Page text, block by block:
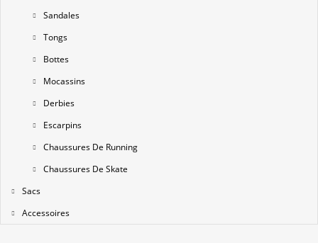
Sandales
Tongs
Bottes
Mocassins
Derbies
Escarpins
Chaussures De Running
Chaussures De Skate
Sacs
Accessoires